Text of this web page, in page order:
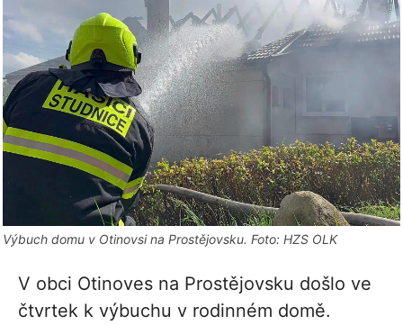
Výbuch domu v Otinovsi na Prostějovsku. Foto: HZS OLK
V obci Otinoves na Prostějovsku došlo ve
čtvrtek k výbuchu v rodinném domě.